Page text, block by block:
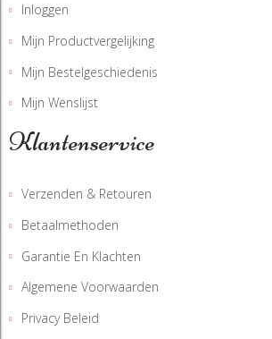
Inloggen
Mijn Productvergelijking
Mijn Bestelgeschiedenis
Mijn Wenslijst
Klantenservice
Verzenden & Retouren
Betaalmethoden
Garantie En Klachten
Algemene Voorwaarden
Privacy Beleid